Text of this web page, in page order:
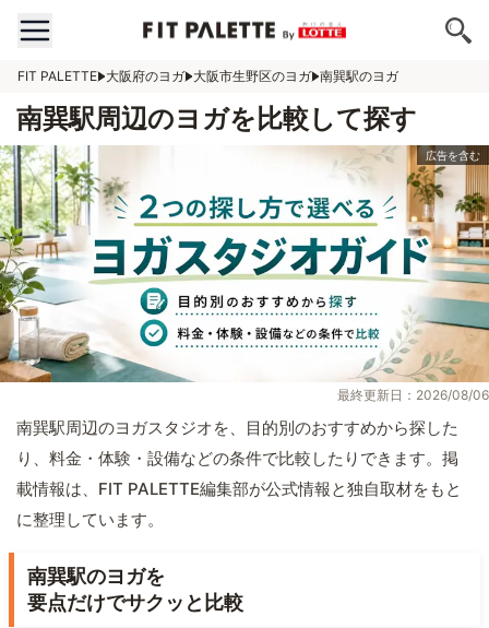
FIT PALETTE 大阪府のヨガ 大阪市生野区のヨガ 南巽駅のヨガ
南巽駅周辺のヨガを比較して探す
最終更新日：2026/08/06
南巽駅周辺のヨガスタジオを、目的別のおすすめから探した
り、料金・体験・設備などの条件で比較したりできます。掲
載情報は、FIT PALETTE編集部が公式情報と独自取材をもと
に整理しています。
南巽駅のヨガを
要点だけでサクッと比較